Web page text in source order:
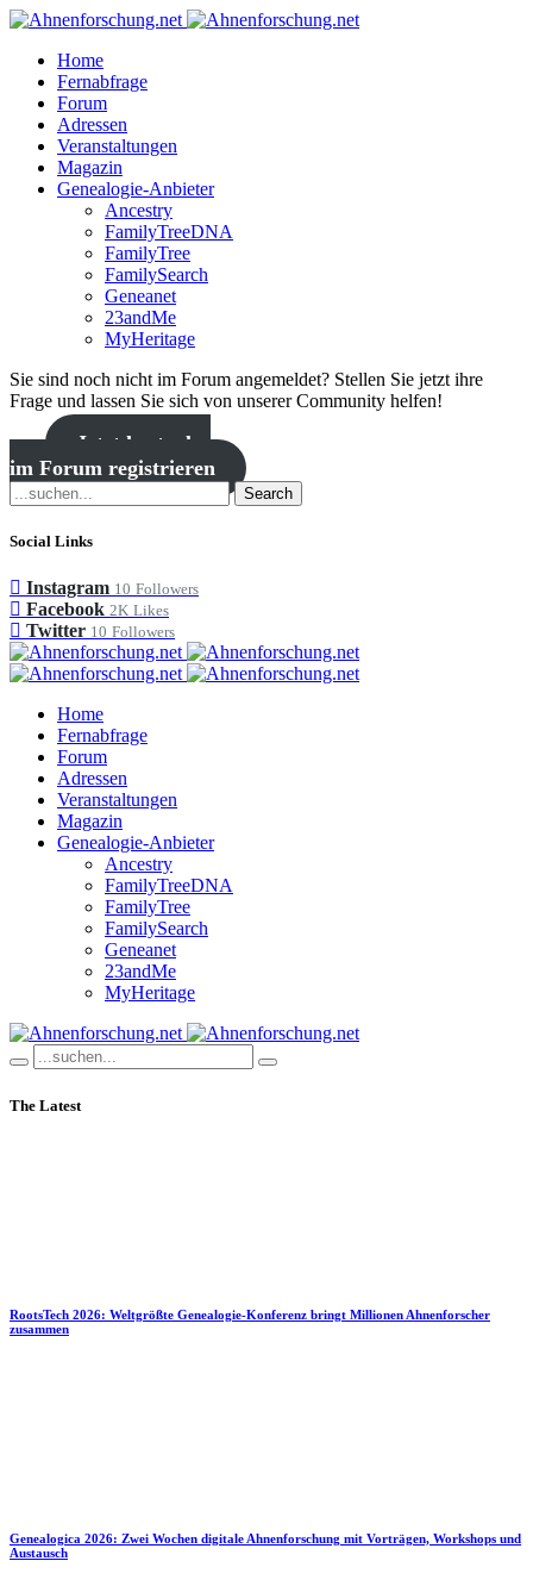
Home
Fernabfrage
Forum
Adressen
Veranstaltungen
Magazin
Genealogie-Anbieter
Ancestry
FamilyTreeDNA
FamilyTree
FamilySearch
Geneanet
23andMe
MyHeritage
Sie sind noch nicht im Forum angemeldet? Stellen Sie jetzt ihre
Frage und lassen Sie sich von unserer Community helfen!
Jetzt kostenlos
im Forum registrieren
Search
Social Links
Instagram 10 Followers
Facebook 2K Likes
Twitter 10 Followers
Home
Fernabfrage
Forum
Adressen
Veranstaltungen
Magazin
Genealogie-Anbieter
Ancestry
FamilyTreeDNA
FamilyTree
FamilySearch
Geneanet
23andMe
MyHeritage
The Latest
RootsTech 2026: Weltgrößte Genealogie-Konferenz bringt Millionen Ahnenforscher
zusammen
Genealogica 2026: Zwei Wochen digitale Ahnenforschung mit Vorträgen, Workshops und
Austausch